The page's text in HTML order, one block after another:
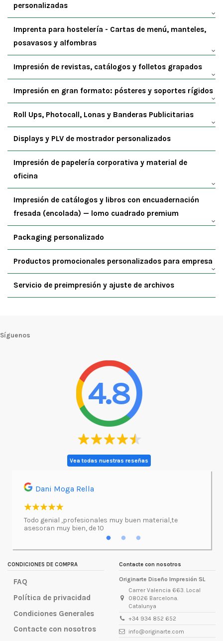
personalizadas
Imprenta para hostelería - Cartas de menú, manteles,
posavasos y alfombras
Impresión de revistas, catálogos y folletos grapados
Impresión en gran formato: pósteres y soportes rígidos
Roll Ups, Photocall, Lonas y Banderas Publicitarias
Displays y PLV de mostrador personalizados
Impresión de papelería corporativa y material de
oficina
Impresión de catálogos y libros con encuadernación
fresada (encolada) — lomo cuadrado premium
Packaging personalizado
Productos promocionales personalizados para empresa
Servicio de preimpresión y ajuste de archivos
Síguenos
4.8
Vea todas nuestras reseñas
Dani Moga Rella
Todo genial ,profesionales muy buen material,te
asesoran muy bien, de 10
lugar
CONDICIONES DE COMPRA
FAQ
Política de privacidad
Condiciones Generales
Contacte con nosotros
Contacte con nosotros
Originarte Diseño Impresión SL
Carrer Valencia 663. Local
08026 Barcelona.
Catalunya
+34 934 852 652
info@originarte.com